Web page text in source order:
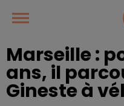
Marseille :
ans, il
Gineste à